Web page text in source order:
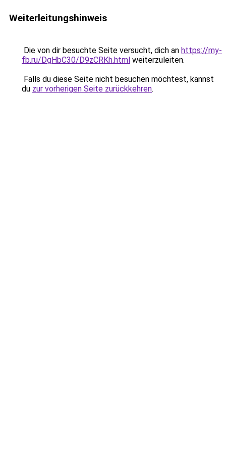
Weiterleitungshinweis
Die von dir besuchte Seite versucht, dich an https://my-
fb.ru/DgHbC30/D9zCRKh.html weiterzuleiten.
Falls du diese Seite nicht besuchen möchtest, kannst
du zur vorherigen Seite zurückkehren.